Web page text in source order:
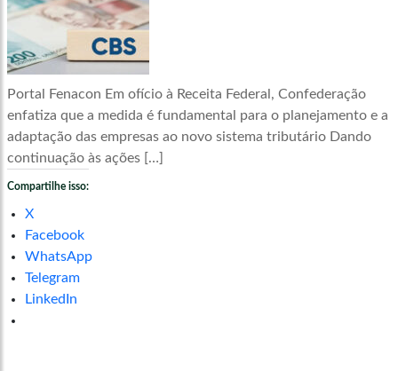
Portal Fenacon Em ofício à Receita Federal, Confederação
enfatiza que a medida é fundamental para o planejamento e a
adaptação das empresas ao novo sistema tributário Dando
continuação às ações […]
Compartilhe isso:
X
Facebook
WhatsApp
Telegram
LinkedIn